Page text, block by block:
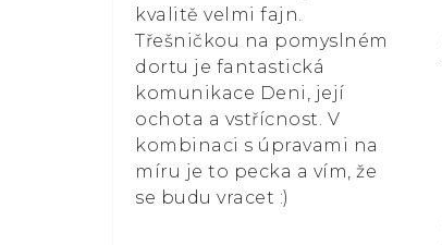
kvalitě velmi fajn.
Třešničkou na pomyslném
dortu je fantastická
komunikace Deni, její
ochota a vstřícnost. V
kombinaci s úpravami na
míru je to pecka a vím, že
se budu vracet :)